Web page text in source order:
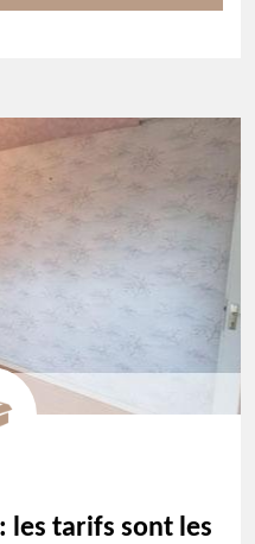
les tarifs sont les